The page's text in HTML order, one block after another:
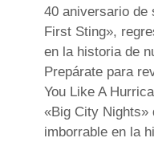
40 aniversario de
First Sting»,
en la historia de
Prepárate para
You Like A
«Big City Nights»
imborrable en la